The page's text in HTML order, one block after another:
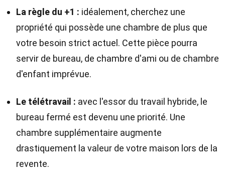
La règle du +1 : idéalement, cherchez une
propriété qui possède une chambre de plus que
votre besoin strict actuel. Cette pièce pourra
servir de bureau, de chambre d'ami ou de chambre
d'enfant imprévue.
Le télétravail : avec l'essor du travail hybride, le
bureau fermé est devenu une priorité. Une
chambre supplémentaire augmente
drastiquement la valeur de votre maison lors de la
revente.